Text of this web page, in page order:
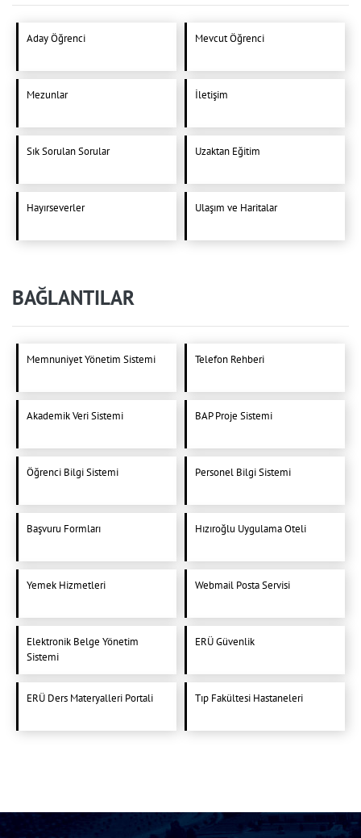
Aday Öğrenci Mevcut Öğrenci
Mezunlar İletişim
Sık Sorulan Sorular Uzaktan Eğitim
Hayırseverler Ulaşım ve Haritalar
BAĞLANTILAR
Memnuniyet Yönetim Sistemi Telefon Rehberi
Akademik Veri Sistemi BAP Proje Sistemi
Öğrenci Bilgi Sistemi Personel Bilgi Sistemi
Başvuru Formları Hızıroğlu Uygulama Oteli
Yemek Hizmetleri Webmail Posta Servisi
Elektronik Belge Yönetim
Sistemi
ERÜ Güvenlik
ERÜ Ders Materyalleri Portali Tıp Fakültesi Hastaneleri